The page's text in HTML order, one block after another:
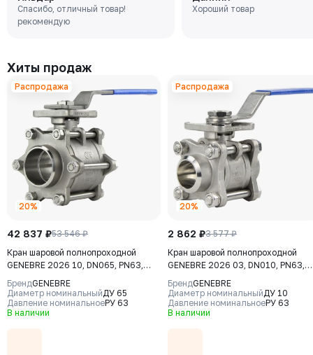
15 (GGG40), уплотнение -
EPDM, М/Ф, рукоятка
Спасибо, отличный товар!
рекомендую
Tmax=110°C Ф/Ф
Хороший товар
Хиты продаж
Распродажа
42 837 ₽53 546 ₽
20%
Кран шаровой полнопроходной
GENEBRE 2026 10, DN065, PN63,
корпус - AISI316 (CF8М), шар -
AISI316 (CF8М), уплотнение шара -
PTFE + 15% GF, СВ/СВ,
трехсоставной, ISO 5211, F07/F10,
БрендGENEBRE
Диаметр номинальныйДУ 65
Давление номинальноеРУ 63
В наличии
Распродажа
2 862 ₽3 577 ₽
20%
Кран шаровой полнопроходной
GENEBRE 2026 03, DN010, PN63,
корпус - AISI316 (CF8М), шар -
AISI316 (CF8М), уплотнение шара -
PTFE + 15% GF, СВ/СВ,
трехсоставной, ISO 5211, F03,
БрендGENEBRE
Диаметр номинальныйДУ 10
Давление номинальноеРУ 63
В наличии